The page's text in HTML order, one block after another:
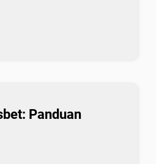
Panduan